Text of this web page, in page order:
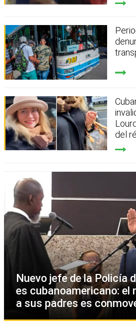
del
Nuevo jefe de la Policía
es cubanoamericano: el
a sus padres es